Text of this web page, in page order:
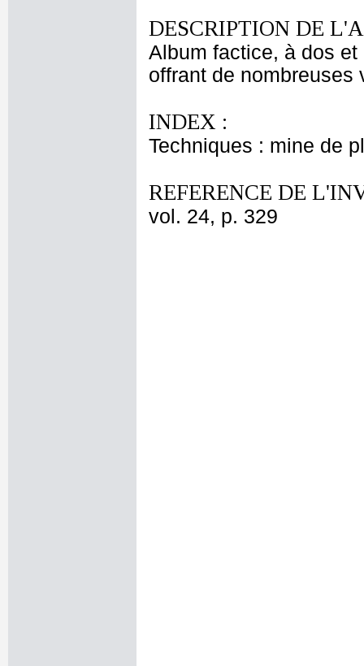
DESCRIPTION DE
Album factice, à dos
offrant de nombreuses
INDEX :
Techniques : mine de
REFERENCE DE
vol. 24, p. 329